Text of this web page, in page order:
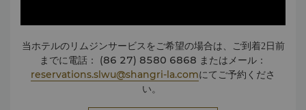
当ホテルのリムジンサービスをご希望の場合は、ご到着2日前
までに電話：
(86 27) 8580 6868 またはメール：
reservations.slwu@shangri-la.comにてご予約くださ
い。